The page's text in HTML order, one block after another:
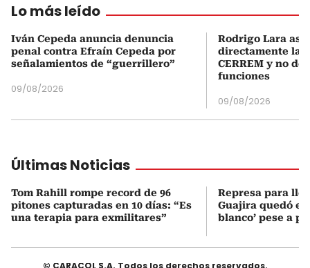
Lo más leído
Iván Cepeda anuncia denuncia
penal contra Efraín Cepeda por
señalamientos de “guerrillero”
09/08/2026
Rodrigo Lara
directamente la
CERREM y no
funciones
09/08/2026
Últimas Noticias
Tom Rahill rompe record de 96
pitones capturadas en 10 días: “Es
una terapia para exmilitares”
Represa para
Guajira quedó en
blanco’ pese a
© CARACOL S.A. Todos los derechos reservados.